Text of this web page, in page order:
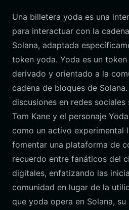
Una billetera yoda es una
para interactuar con la
Solana, adaptada
token yoda. Yoda es un
derivado y orientado a la
cadena de bloques de
discusiones en redes
Tom Kane y el personaje
como un activo experimental
fomentar una plataforma de
recuerdo entre fanáticos del
digitales, enfatizando las
comunidad en lugar de la
que yoda opera en Solana,